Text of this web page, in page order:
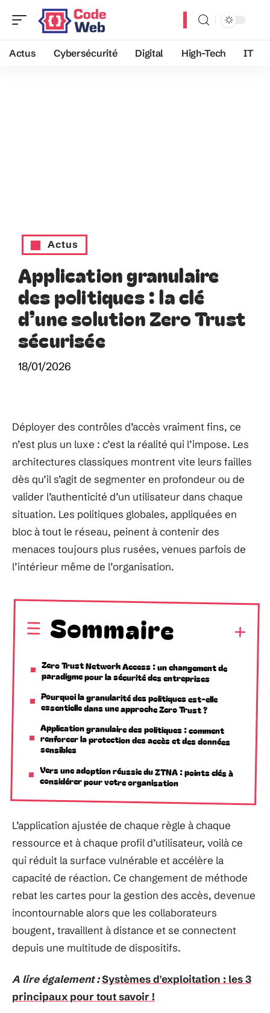
Actus Cybersécurité Digital High-Tech IT
Actus
Application granulaire
des politiques : la clé
d’une solution Zero Trust
sécurisée
18/01/2026
Déployer des contrôles d’accès vraiment fins, ce
n’est plus un luxe : c’est la réalité qui l’impose. Les
architectures classiques montrent vite leurs failles
dès qu’il s’agit de segmenter en profondeur ou de
valider l’authenticité d’un utilisateur dans chaque
situation. Les politiques globales, appliquées en
bloc à tout le réseau, peinent à contenir des
menaces toujours plus rusées, venues parfois de
l’intérieur même de l’organisation.
Sommaire
Zero Trust Network Access : un changement de
paradigme pour la sécurité des entreprises
Pourquoi la granularité des politiques est-elle
essentielle dans une approche Zero Trust ?
Application granulaire des politiques : comment
renforcer la protection des accès et des données
sensibles
Vers une adoption réussie du ZTNA : points clés à
considérer pour votre organisation
L’application ajustée de chaque règle à chaque
ressource et à chaque profil d’utilisateur, voilà ce
qui réduit la surface vulnérable et accélère la
capacité de réaction. Ce changement de méthode
rebat les cartes pour la gestion des accès, devenue
incontournable alors que les collaborateurs
bougent, travaillent à distance et se connectent
depuis une multitude de dispositifs.
A lire également :Systèmes d'exploitation : les 3
principaux pour tout savoir !